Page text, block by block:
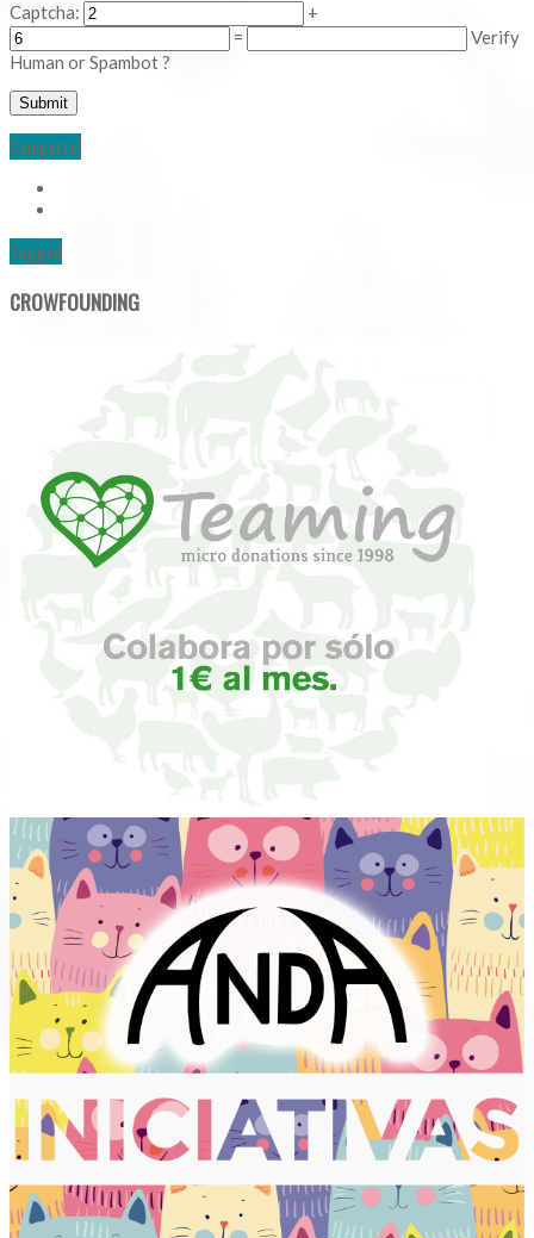
Captcha:
+
=
Verify
Human or Spambot ?
Comparte!
Tagged
CROWFOUNDING